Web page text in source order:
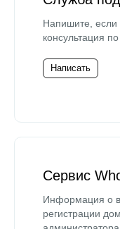
Напишите,
консультация по
Написать
Сервис
Информация о
регистрации